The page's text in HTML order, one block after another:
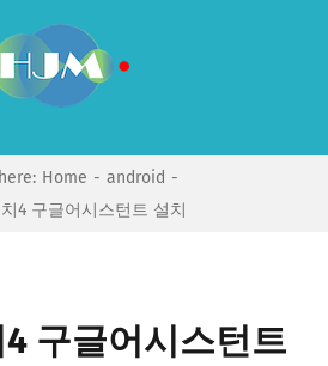
Home
android
4 구글어시스턴트 설치
구글어시스턴트